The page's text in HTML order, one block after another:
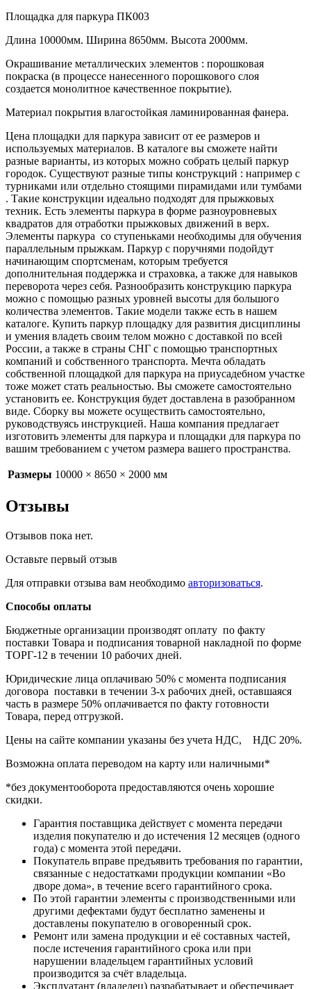
Площадка для паркура ПК003
Длина 10000мм. Ширина 8650мм. Высота 2000мм.
Окрашивание металлических элементов : порошковая
покраска (в процессе нанесенного порошкового слоя
создается монолитное качественное покрытие).
Материал покрытия влагостойкая ламинированная фанера.
Цена площадки для паркура зависит от ее размеров и
используемых материалов. В каталоге вы сможете найти
разные варианты, из которых можно собрать целый паркур
городок. Существуют разные типы конструкций : например с
турниками или отдельно стоящими пирамидами или тумбами
. Такие конструкции идеально подходят для прыжковых
техник. Есть элементы паркура в форме разноуровневых
квадратов для отработки прыжковых движений в верх.
Элементы паркура со ступеньками необходимы для обучения
параллельным прыжкам. Паркур с поручнями подойдут
начинающим спортсменам, которым требуется
дополнительная поддержка и страховка, а также для навыков
переворота через себя. Разнообразить конструкцию паркура
можно с помощью разных уровней высоты для большого
количества элементов. Такие модели также есть в нашем
каталоге. Купить паркур площадку для развития дисциплины
и умения владеть своим телом можно с доставкой по всей
России, а также в страны СНГ с помощью транспортных
компаний и собственного транспорта. Мечта обладать
собственной площадкой для паркура на приусадебном участке
тоже может стать реальностью. Вы сможете самостоятельно
установить ее. Конструкция будет доставлена в разобранном
виде. Сборку вы можете осуществить самостоятельно,
руководствуясь инструкцией. Наша компания предлагает
изготовить элементы для паркура и площадки для паркура по
вашим требованием с учетом размера вашего пространства.
Размеры 10000 × 8650 × 2000 мм
Отзывы
Отзывов пока нет.
Оставьте первый отзыв
Для отправки отзыва вам необходимо авторизоваться.
Способы оплаты
Бюджетные организации производят оплату по факту
поставки Товара и подписания товарной накладной по форме
ТОРГ-12 в течении 10 рабочих дней.
Юридические лица оплачиваю 50% с момента подписания
договора поставки в течении 3-х рабочих дней, оставшаяся
часть в размере 50% оплачивается по факту готовности
Товара, перед отгрузкой.
Цены на сайте компании указаны без учета НДС, НДС 20%.
Возможна оплата переводом на карту или наличными*
*без документооборота предоставляются очень хорошие
скидки.
Гарантия поставщика действует с момента передачи
изделия покупателю и до истечения 12 месяцев (одного
года) с момента этой передачи.
Покупатель вправе предъявить требования по гарантии,
связанные с недостатками продукции компании «Во
дворе дома», в течение всего гарантийного срока.
По этой гарантии элементы с производственными или
другими дефектами будут бесплатно заменены и
доставлены покупателю в оговоренный срок.
Ремонт или замена продукции и её составных частей,
после истечения гарантийного срока или при
нарушении владельцем гарантийных условий
производится за счёт владельца.
Эксплуатант (владелец) разрабатывает и обеспечивает